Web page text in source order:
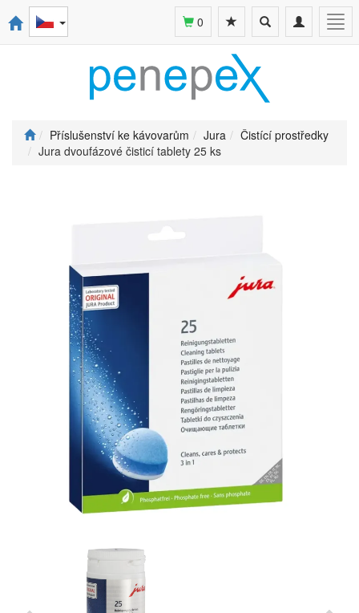
Toggle
navigation
Toggle
search
0
Příslušenství ke kávovarům Jura
Čistící prostředky
Jura dvoufázové čisticí tablety 25 ks